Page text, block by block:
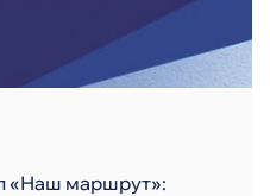
«Наш маршрут»: